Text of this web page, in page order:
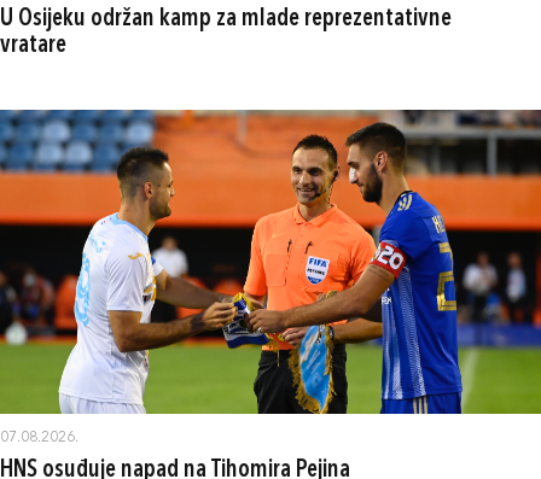
U Osijeku održan kamp za mlade reprezentativne
vratare
07.08.2026.
HNS osuđuje napad na Tihomira Pejina